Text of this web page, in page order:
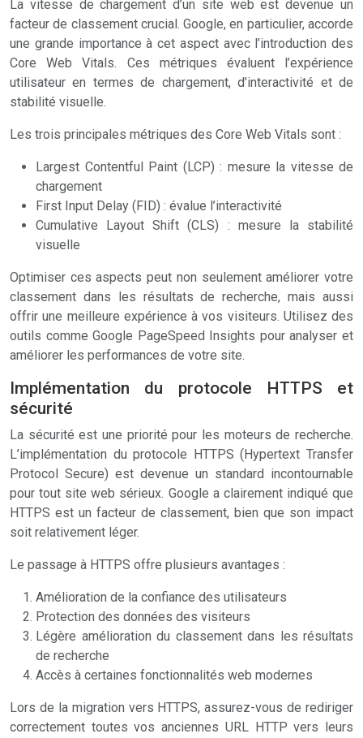
La vitesse de chargement d’un site web est devenue un
facteur de classement crucial. Google, en particulier, accorde
une grande importance à cet aspect avec l’introduction des
Core Web Vitals. Ces métriques évaluent l’expérience
utilisateur en termes de chargement, d’interactivité et de
stabilité visuelle.
Les trois principales métriques des Core Web Vitals sont :
Largest Contentful Paint (LCP) : mesure la vitesse de
chargement
First Input Delay (FID) : évalue l’interactivité
Cumulative Layout Shift (CLS) : mesure la stabilité
visuelle
Optimiser ces aspects peut non seulement améliorer votre
classement dans les résultats de recherche, mais aussi
offrir une meilleure expérience à vos visiteurs. Utilisez des
outils comme Google PageSpeed Insights pour analyser et
améliorer les performances de votre site.
Implémentation du protocole HTTPS et
sécurité
La sécurité est une priorité pour les moteurs de recherche.
L’implémentation du protocole HTTPS (Hypertext Transfer
Protocol Secure) est devenue un standard incontournable
pour tout site web sérieux. Google a clairement indiqué que
HTTPS est un facteur de classement, bien que son impact
soit relativement léger.
Le passage à HTTPS offre plusieurs avantages :
Amélioration de la confiance des utilisateurs
Protection des données des visiteurs
Légère amélioration du classement dans les résultats
de recherche
Accès à certaines fonctionnalités web modernes
Lors de la migration vers HTTPS, assurez-vous de rediriger
correctement toutes vos anciennes URL HTTP vers leurs